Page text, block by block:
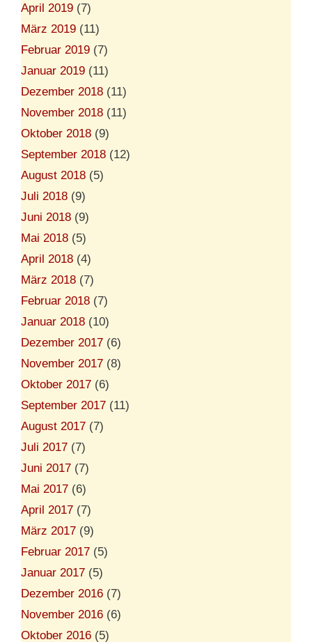
April 2019 (7)
März 2019 (11)
Februar 2019 (7)
Januar 2019 (11)
Dezember 2018 (11)
November 2018 (11)
Oktober 2018 (9)
September 2018 (12)
August 2018 (5)
Juli 2018 (9)
Juni 2018 (9)
Mai 2018 (5)
April 2018 (4)
März 2018 (7)
Februar 2018 (7)
Januar 2018 (10)
Dezember 2017 (6)
November 2017 (8)
Oktober 2017 (6)
September 2017 (11)
August 2017 (7)
Juli 2017 (7)
Juni 2017 (7)
Mai 2017 (6)
April 2017 (7)
März 2017 (9)
Februar 2017 (5)
Januar 2017 (5)
Dezember 2016 (7)
November 2016 (6)
Oktober 2016 (5)